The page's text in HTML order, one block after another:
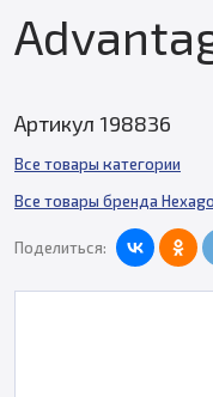
Артикул 198836
Все товары категории
Все товары бренда
Поделиться: